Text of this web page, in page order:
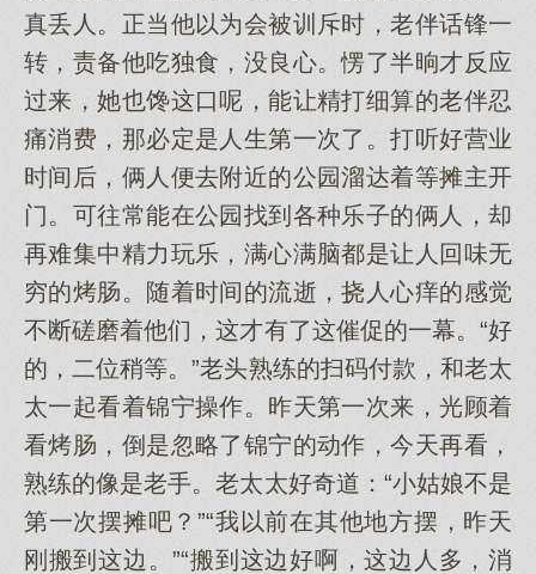
真丢人。正当他以为会被训斥时，老伴话锋一
转，责备他吃独食，没良心。愣了半晌才反应
过来，她也馋这口呢，能让精打细算的老伴忍
痛消费，那必定是人生第一次了。打听好营业
时间后，俩人便去附近的公园溜达着等摊主开
门。可往常能在公园找到各种乐子的俩人，却
再难集中精力玩乐，满心满脑都是让人回味无
穷的烤肠。随着时间的流逝，挠人心痒的感觉
不断磋磨着他们，这才有了这催促的一幕。“好
的，二位稍等。”老头熟练的扫码付款，和老太
太一起看着锦宁操作。昨天第一次来，光顾着
看烤肠，倒是忽略了锦宁的动作，今天再看，
熟练的像是老手。老太太好奇道：“小姑娘不是
第一次摆摊吧？”“我以前在其他地方摆，昨天
刚搬到这边。”“搬到这边好啊，这边人多，消